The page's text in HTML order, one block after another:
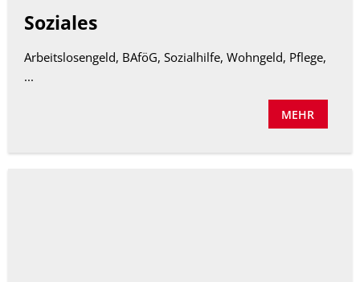
Soziales
Arbeitslosengeld, BAföG, Sozialhilfe, Wohngeld, Pflege,
...
MEHR